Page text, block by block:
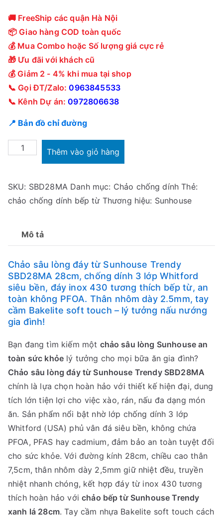
🚚 FreeShip các quận Hà Nội
📦 Giao hàng COD toàn quốc
💰 Mua Combo hoặc Số lượng giá cực rẻ
🎁 Ưu đãi với khách cũ
💰 Giảm 2 - 4% khi mua tại shop
📞 Gọi ĐT/Zalo:0963845533
📞 Kênh Dự án:0972806638
📍 Bản đồ chỉ đường
Chảo
đáy
từ
Trendy
SBD28MA
28cm
số
lượng
Thêm vào giỏ hàng
SKU: SBD28MA Danh mục: Chảo chống dính Thẻ:
chảo chống dính bếp từ Thương hiệu: Sunhouse
Mô tả
Chảo sâu lòng đáy từ Sunhouse Trendy
SBD28MA 28cm, chống dính 3 lớp Whitford
siêu bền, đáy inox 430 tương thích bếp từ, an
toàn không PFOA. Thân nhôm dày 2.5mm, tay
cầm Bakelite soft touch – lý tưởng nấu nướng
gia đình!
Bạn đang tìm kiếm một chảo sâu lòng Sunhouse an
toàn sức khỏe lý tưởng cho mọi bữa ăn gia đình?
Chảo sâu lòng đáy từ Sunhouse Trendy SBD28MA
chính là lựa chọn hoàn hảo với thiết kế hiện đại, dung
tích lớn tiện lợi cho việc xào, rán, nấu đa dạng món
ăn. Sản phẩm nổi bật nhờ lớp chống dính 3 lớp
Whitford (USA) phủ vân đá siêu bền, không chứa
PFOA, PFAS hay cadmium, đảm bảo an toàn tuyệt đối
cho sức khỏe. Với đường kính 28cm, chiều cao thân
7,5cm, thân nhôm dày 2,5mm giữ nhiệt đều, truyền
nhiệt nhanh chóng, kết hợp đáy từ inox 430 tương
thích hoàn hảo vớichảo bếp từ Sunhouse Trendy
xanh lá 28cm. Tay cầm nhựa Bakelite soft touch cách